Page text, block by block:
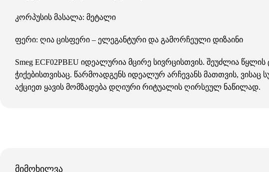
კორპუსის მასალა: მეტალი
ფერი: ღია ცისფერი – ელეგანტური და გამორჩეული დიზაინი
Smeg ECF02PBEU იდეალურია მცირე სივრცისთვის. შეუძლია
ჭიქებისთვისაც. წარმოადგენს იდეალურ არჩევანს მათთვის,
აქციეთ ყავის მომზადება დღიური რიტუალის ღირსეულ ნაწილად.
მიმოხილვა